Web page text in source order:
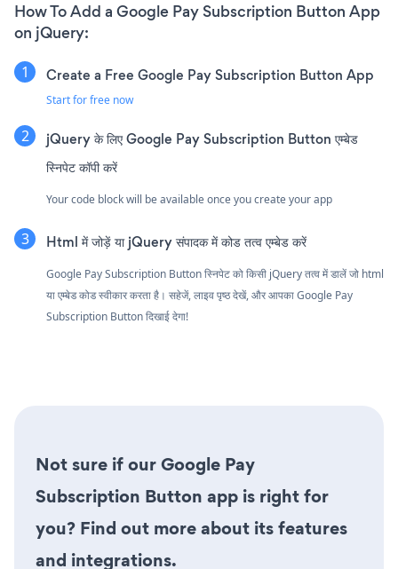
How To Add a Google Pay Subscription Button App
on jQuery:
Create a Free Google Pay Subscription Button App
Start for free now
jQuery के लिए Google Pay Subscription Button एम्बेड
स्निपेट कॉपी करें
Your code block will be available once you create your app
Html में जोड़ें या jQuery संपादक में कोड तत्व एम्बेड करें
Google Pay Subscription Button स्निपेट को किसी jQuery तत्व में डालें जो html
या एम्बेड कोड स्वीकार करता है। सहेजें, लाइव पृष्ठ देखें, और आपका Google Pay
Subscription Button दिखाई देगा!
Not sure if our Google Pay
Subscription Button app is right for
you? Find out more about its features
and integrations.